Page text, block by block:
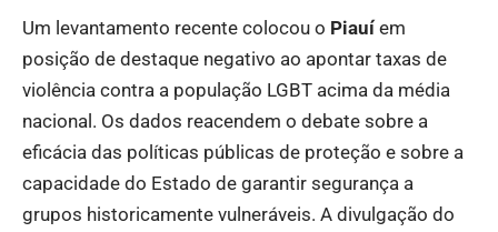
Um levantamento recente colocou o Piauí em
posição de destaque negativo ao apontar taxas de
violência contra a população LGBT acima da média
nacional. Os dados reacendem o debate sobre a
eficácia das políticas públicas de proteção e sobre a
capacidade do Estado de garantir segurança a
grupos historicamente vulneráveis. A divulgação do